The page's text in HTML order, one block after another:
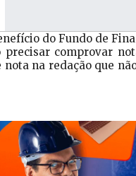
do Fundo de
comprovar
nota na redação que